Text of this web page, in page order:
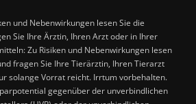
und Nebenwirkungen lesen Sie die
Sie Ihre Ärztin, Ihren Arzt oder in Ihrer
Zu Risiken und Nebenwirkungen lesen
fragen Sie Ihre Tierärztin, Ihren Tierarzt
solange Vorrat reicht. Irrtum vorbehalten.
gegenüber der unverbindlichen